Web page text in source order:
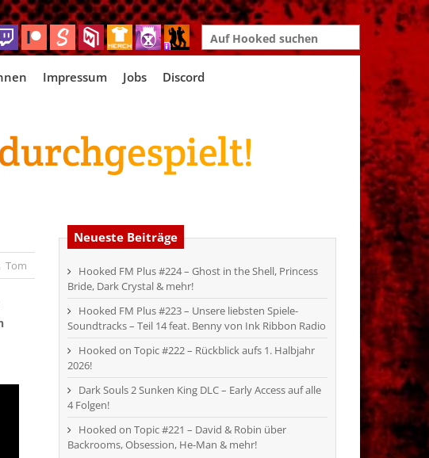
Search
for:
Impressum Jobs Discord
Tom
Neueste Beiträge
Hooked FM Plus #224 – Ghost in the Shell, Princess
Bride, Dark Crystal & mehr!
Hooked FM Plus #223 – Unsere liebsten Spiele-
Soundtracks – Teil 14 feat. Benny von Ink Ribbon Radio
Hooked on Topic #222 – Rückblick aufs 1. Halbjahr
2026!
Dark Souls 2 Sunken King DLC – Early Access auf alle
4 Folgen!
Hooked on Topic #221 – David & Robin über
Backrooms, Obsession, He-Man & mehr!